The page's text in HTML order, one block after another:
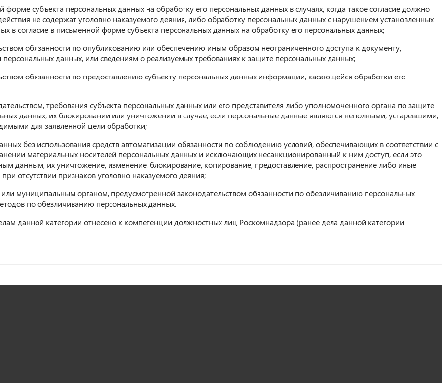
субъекта персональных данных на обработку его персональных данных в случаях, когда такое согласие должно
не содержат уголовно наказуемого деяния, либо обработку персональных данных с нарушением установленных
в согласие в письменной форме субъекта персональных данных на обработку его персональных данных;
обязанности по опубликованию или обеспечению иным образом неограниченного доступа к документу,
данных, или сведениям о реализуемых требованиях к защите персональных данных;
обязанности по предоставлению субъекту персональных данных информации, касающейся обработки его
требования субъекта персональных данных или его представителя либо уполномоченного органа по защите
данных, их блокировании или уничтожении в случае, если персональные данные являются неполными, устаревшими,
для заявленной цели обработки;
без использования средств автоматизации обязанности по соблюдению условий, обеспечивающих в соответствии с
материальных носителей персональных данных и исключающих несанкционированный к ним доступ, если это
данным, их уничтожение, изменение, блокирование, копирование, предоставление, распространение либо иные
отсутствии признаков уголовно наказуемого деяния;
муниципальным органом, предусмотренной законодательством обязанности по обезличиванию персональных
по обезличиванию персональных данных.
данной категории отнесено к компетенции должностных лиц Роскомнадзора (ранее дела данной категории